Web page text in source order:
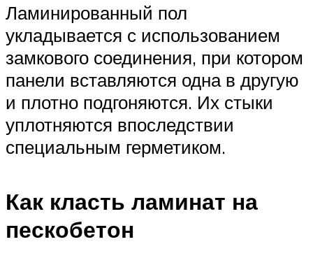
Ламинированный пол
укладывается с использованием
замкового соединения, при котором
панели вставляются одна в другую
и плотно подгоняются. Их стыки
уплотняются впоследствии
специальным герметиком.
Как класть ламинат на
пескобетон